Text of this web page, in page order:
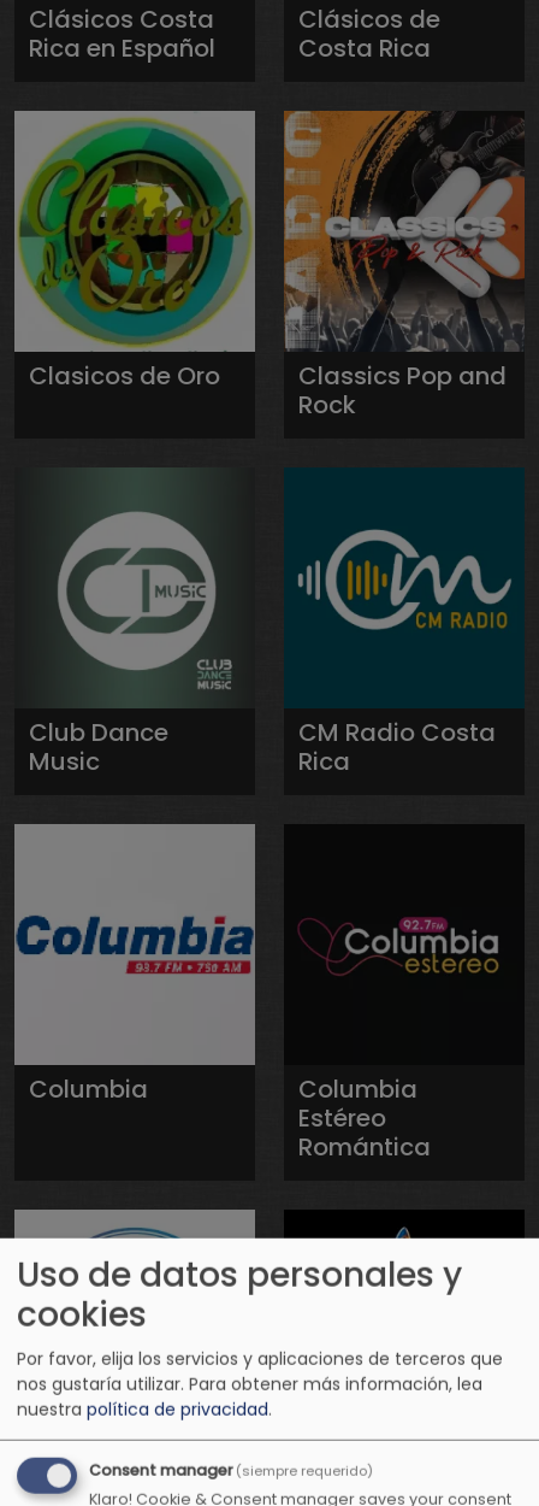
Clásicos Costa
Rica en Español
Clásicos de
Costa Rica
Clasicos de Oro
Classics Pop and
Rock
Club Dance
Music
CM Radio Costa
Rica
Columbia
Columbia
Estéreo
Romántica
Conexión
Conexión
Uso de datos personales y
cookies
Por favor, elija los servicios y aplicaciones de terceros que
nos gustaría utilizar. Para obtener más información, lea
nuestra política de privacidad.
Consent manager(siempre requerido)
Klaro! Cookie & Consent manager saves your consent